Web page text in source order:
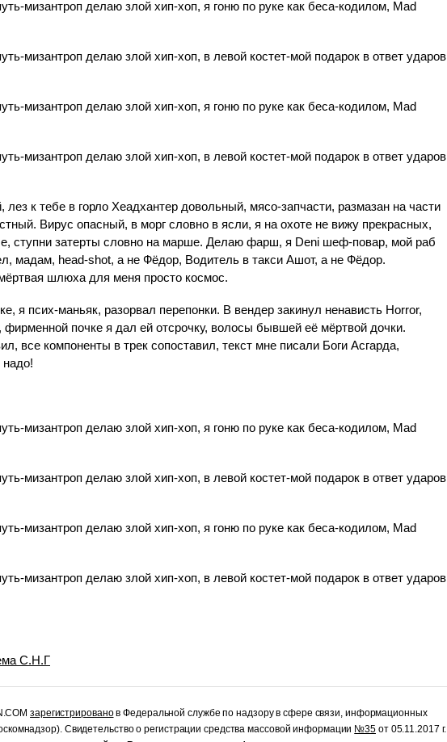
мизантроп делаю злой хип-хоп, я гоню по руке как беса-кодилом, Mad
мизантроп делаю злой хип-хоп, в левой костет-мой подарок в ответ ударов
мизантроп делаю злой хип-хоп, я гоню по руке как беса-кодилом, Mad
мизантроп делаю злой хип-хоп, в левой костет-мой подарок в ответ ударов
к тебе в горло Хеадхантер довольный, мясо-запчасти, размазан на части
Вирус опасный, в морг словно в ясли, я на охоте не вижу прекрасных,
ступни затерты словно на марше. Делаю фарш, я Deni шеф-повар, мой раб
мадам, head-shot, а не Фёдор, Водитель в такси Ашот, а не Фёдор.
шлюха для меня просто космос.
я псих-маньяк, разорвал перепонки. В вендер закинул ненависть Horror,
почке я дал ей отсрочку, волосы бывшей её мёртвой дочки.
все компоненты в трек сопоставил, текст мне писали Боги Асгарда,
мизантроп делаю злой хип-хоп, я гоню по руке как беса-кодилом, Mad
мизантроп делаю злой хип-хоп, в левой костет-мой подарок в ответ ударов
мизантроп делаю злой хип-хоп, я гоню по руке как беса-кодилом, Mad
мизантроп делаю злой хип-хоп, в левой костет-мой подарок в ответ ударов
С.Н.Г
зарегистрированов Федеральной службе по надзору в сфере связи, информационных
Свидетельство о регистрации средства массовой информации №35от 05.11.2017 г.